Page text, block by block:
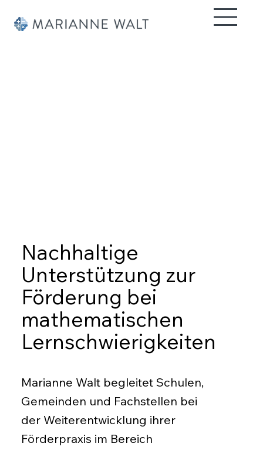
Nachhaltige
Unterstützung zur
Förderung bei
mathematischen
Lernschwierigkeiten
Marianne Walt begleitet Schulen,
Gemeinden und Fachstellen bei
der Weiterentwicklung ihrer
Förderpraxis im Bereich